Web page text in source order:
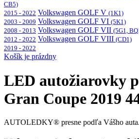
CB5)
2015 - 2022 Volkswagen GOLF V (1K1)
2003 - 2009 Volkswagen GOLF VI (5K1)
2008 - 2013 Volkswagen GOLF VII (5G1,
2012 - 2022 Volkswagen GOLF VIII (CD1)
2019 - 2022
Košík je prázdny
LED autožiarovky
Gran Coupe 2019
AUTOLEDKY® presne podľa Vášho auta.